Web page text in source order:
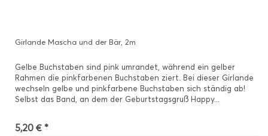
Girlande Mascha und der Bär, 2m
Gelbe Buchstaben sind pink umrandet, während ein gelber
Rahmen die pinkfarbenen Buchstaben ziert. Bei dieser Girlande
wechseln gelbe und pinkfarbene Buchstaben sich ständig ab!
Selbst das Band, an dem der Geburtstagsgruß Happy...
5,20 € *